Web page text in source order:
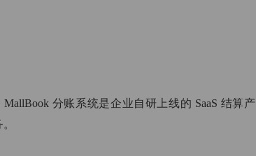
MallBook 分账系统是企业自研上线的 SaaS 结算产